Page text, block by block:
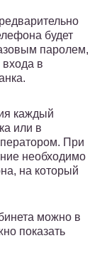
будет
паролем,
в
каждый
или в
При
необходимо
на который
можно в
показать